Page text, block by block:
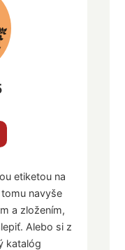
etiketou na
navyše
a zložením,
Alebo si z
katalóg